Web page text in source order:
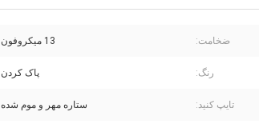
ضخامت: 13 میکروفون
رنگ: پاک کردن
تایپ کنید: ستاره مهر و موم شده